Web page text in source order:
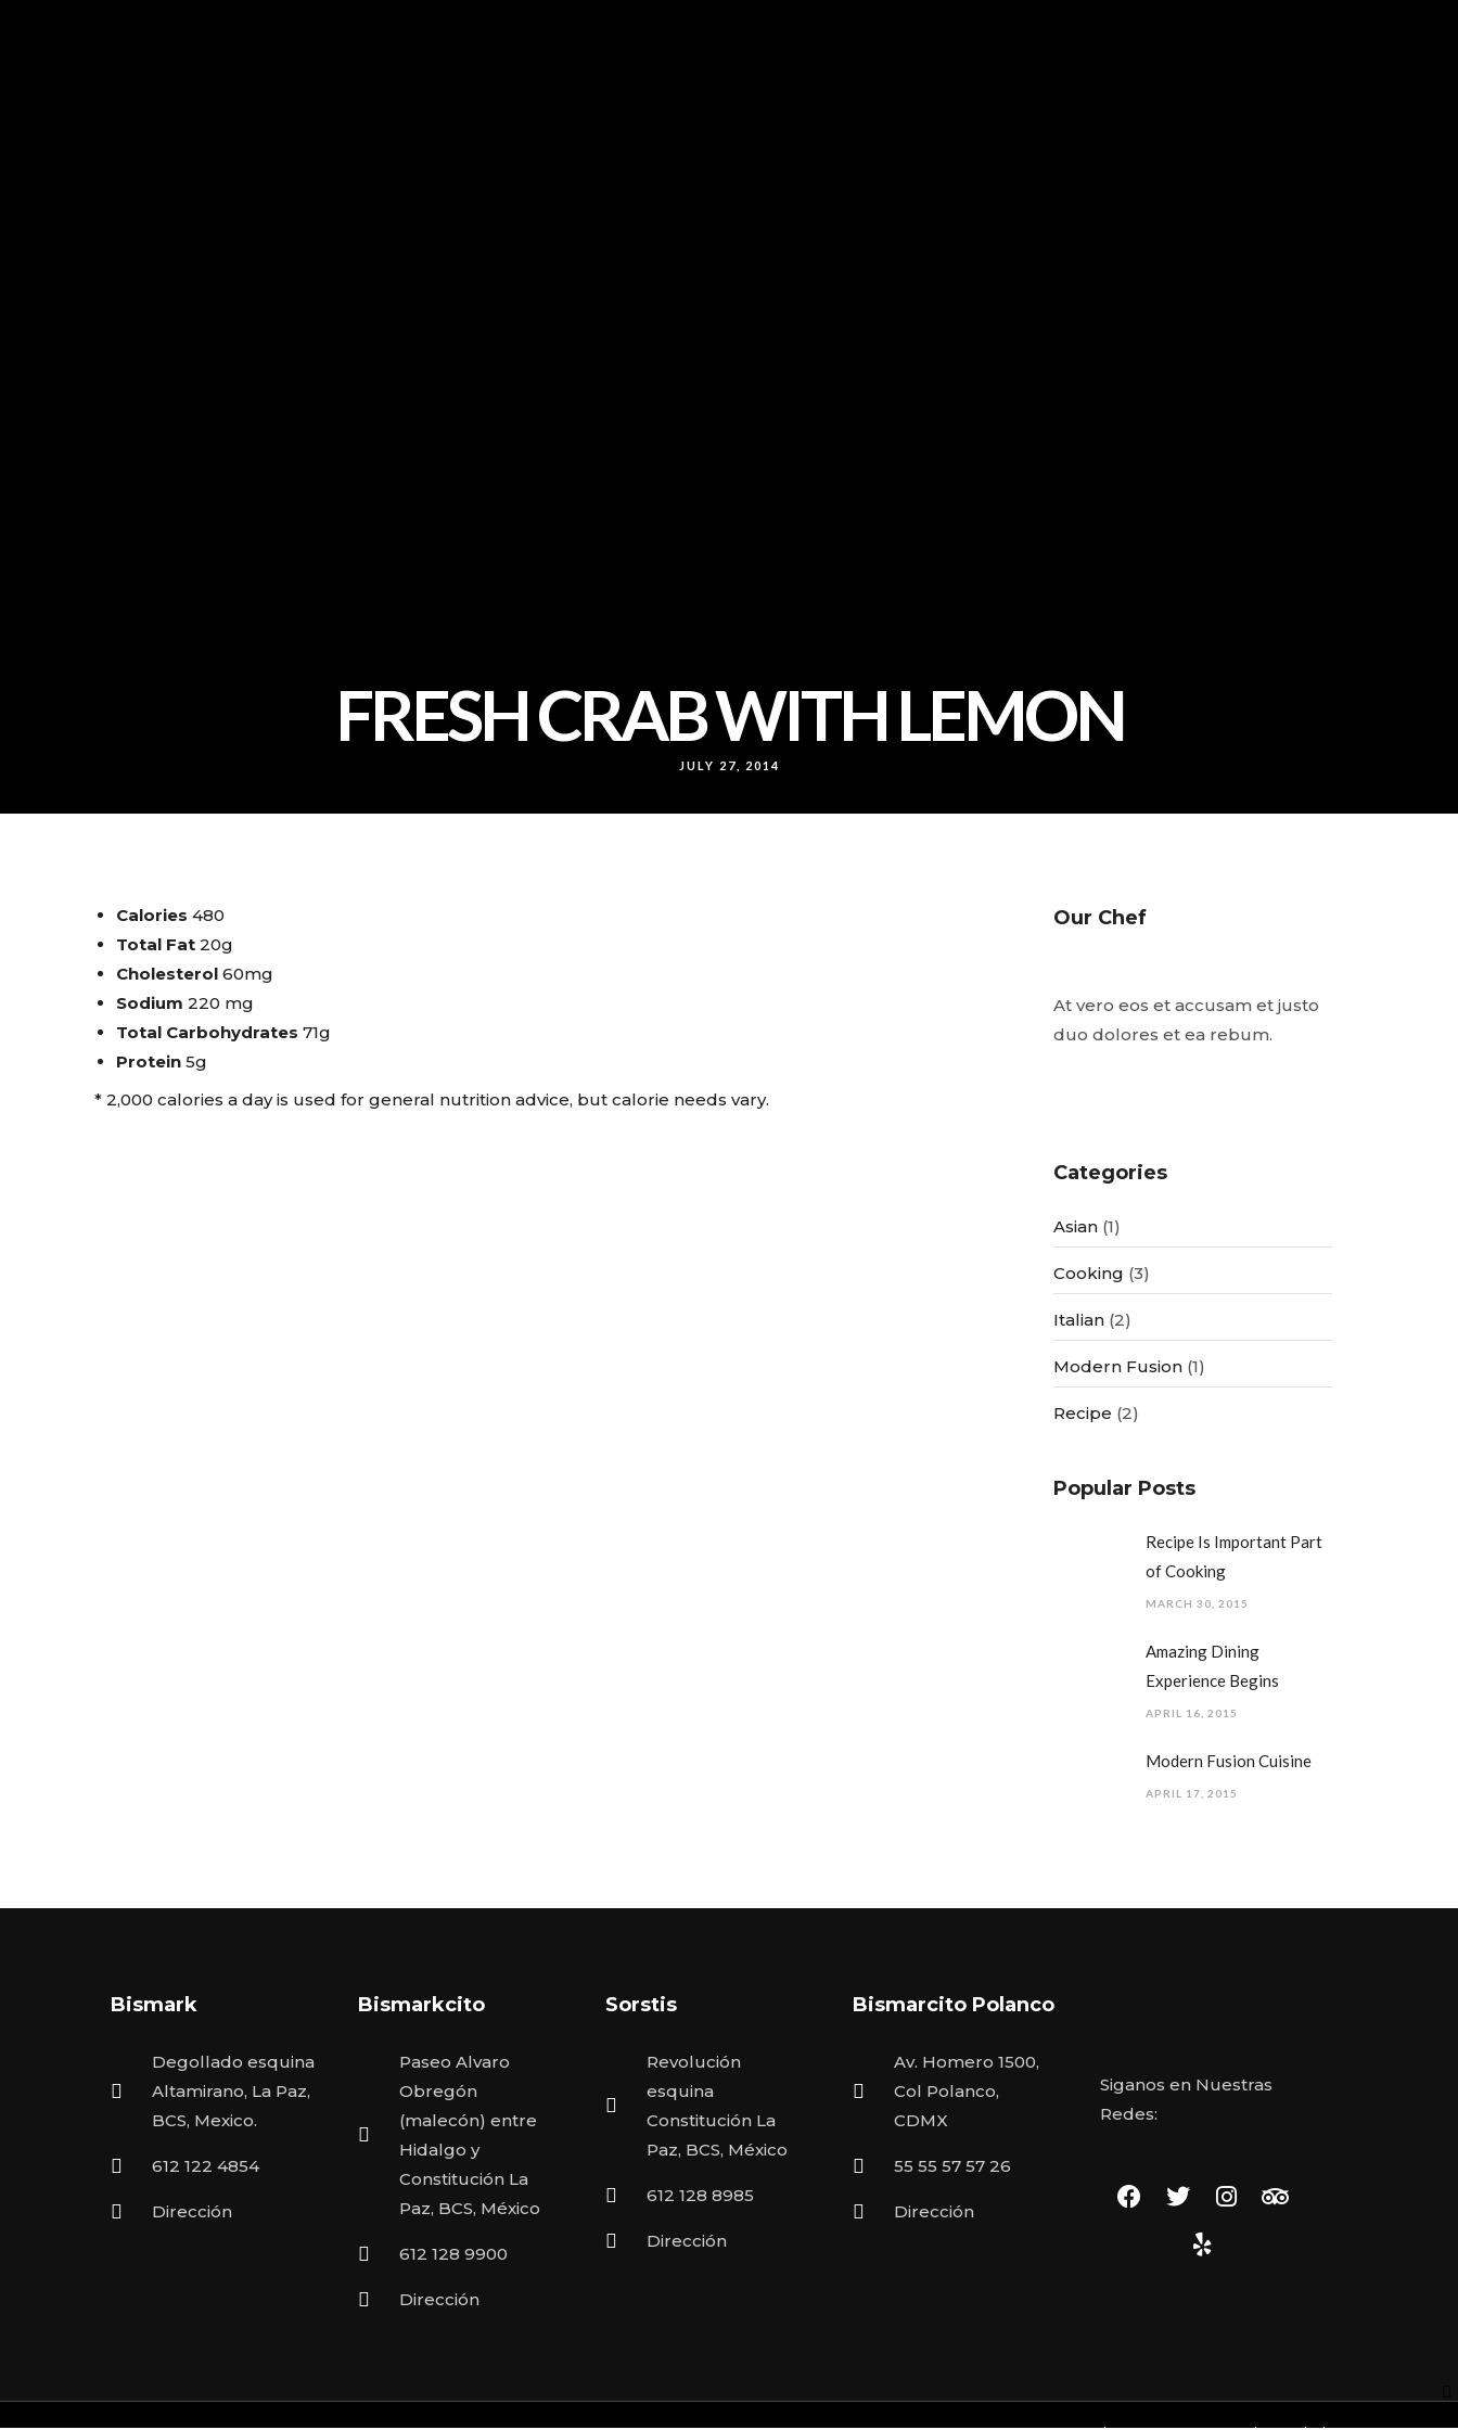
FRESH CRAB WITH LEMON
JULY 27, 2014
Calories 480
Total Fat 20g
Cholesterol 60mg
Sodium 220 mg
Total Carbohydrates 71g
Protein 5g
* 2,000 calories a day is used for general nutrition advice, but calorie needs vary.
Our Chef
At vero eos et accusam et justo
duo dolores et ea rebum.
Categories
Asian (1)
Cooking (3)
Italian (2)
Modern Fusion (1)
Recipe (2)
Popular Posts
Recipe Is Important Part
of Cooking
MARCH 30, 2015
Amazing Dining
Experience Begins
APRIL 16, 2015
Modern Fusion Cuisine
APRIL 17, 2015
Bismark
Degollado esquina
Altamirano, La Paz,
BCS, Mexico.
612 122 4854
Dirección
Bismarkcito
Paseo Alvaro
Obregón
(malecón) entre
Hidalgo y
Constitución La
Paz, BCS, México
612 128 9900
Dirección
Sorstis
Revolución
esquina
Constitución La
Paz, BCS, México
612 128 8985
Dirección
Bismarcito Polanco
Av. Homero 1500,
Col Polanco,
CDMX
55 55 57 57 26
Dirección
Siganos en Nuestras
Redes: